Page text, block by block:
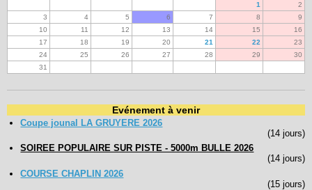
1
2
3
4 5 6 7 8
9
10
11 12 13 14 15
16
17
18 19 20 21 22
23
24
25 26 27 28 29
30
31
Evénement à venir
Coupe jounal LA GRUYERE 2026
(14 jours)
SOIREE POPULAIRE SUR PISTE - 5000m BULLE 2026
(14 jours)
COURSE CHAPLIN 2026
(15 jours)